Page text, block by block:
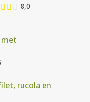
8,0
met
rucola en